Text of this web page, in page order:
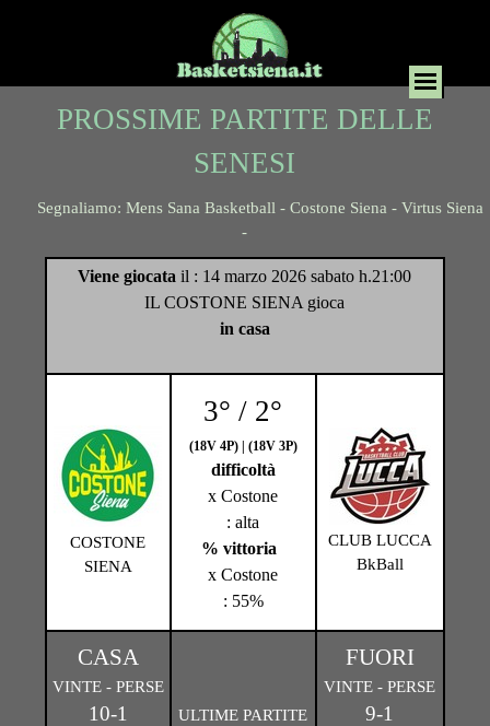
PROSSIME PARTITE DELLE
SENESI
Segnaliamo: Mens Sana Basketball - Costone Siena - Virtus Siena
-
Viene giocata il : 14 marzo 2026 sabato h.21:00
IL COSTONE SIENA gioca
in casa
COSTONE
SIENA
3° / 2°
(18V 4P) | (18V 3P)
difficoltà
x Costone
: alta
% vittoria
x Costone
: 55%
CLUB LUCCA
BkBall
CASA
VINTE - PERSE
10-1 ULTIME PARTITE
FUORI
VINTE - PERSE
9-1